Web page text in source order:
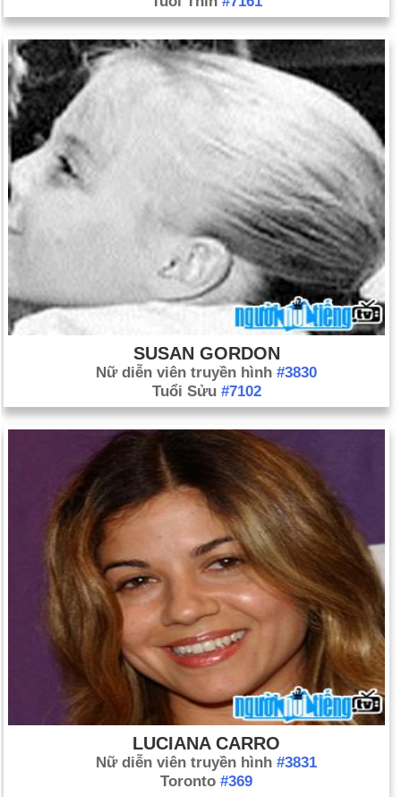
SUSAN GORDON
Nữ diễn viên truyền hình #3830
Tuổi Sửu #7102
LUCIANA CARRO
Nữ diễn viên truyền hình #3831
Toronto #369